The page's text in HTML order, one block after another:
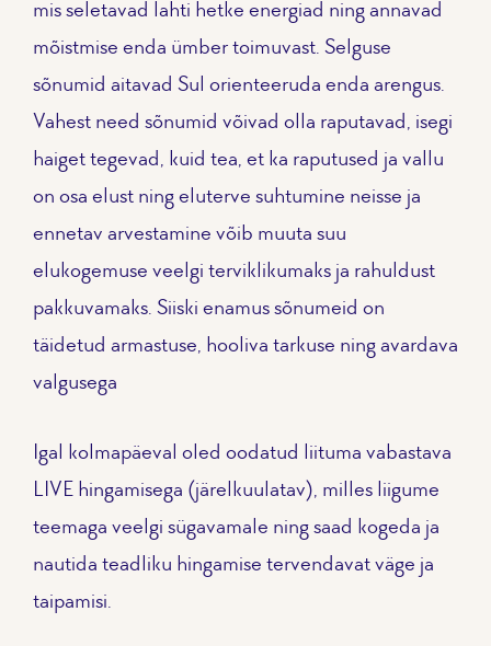
mis seletavad lahti hetke energiad ning annavad
mõistmise enda ümber toimuvast. Selguse
sõnumid aitavad Sul orienteeruda enda arengus.
Vahest need sõnumid võivad olla raputavad, isegi
haiget tegevad, kuid tea, et ka raputused ja vallu
on osa elust ning eluterve suhtumine neisse ja
ennetav arvestamine võib muuta suu
elukogemuse veelgi terviklikumaks ja rahuldust
pakkuvamaks. Siiski enamus sõnumeid on
täidetud armastuse, hooliva tarkuse ning avardava
valgusega
Igal kolmapäeval oled oodatud liituma vabastava
LIVE hingamisega (järelkuulatav), milles liigume
teemaga veelgi sügavamale ning saad kogeda ja
nautida teadliku hingamise tervendavat väge ja
taipamisi.